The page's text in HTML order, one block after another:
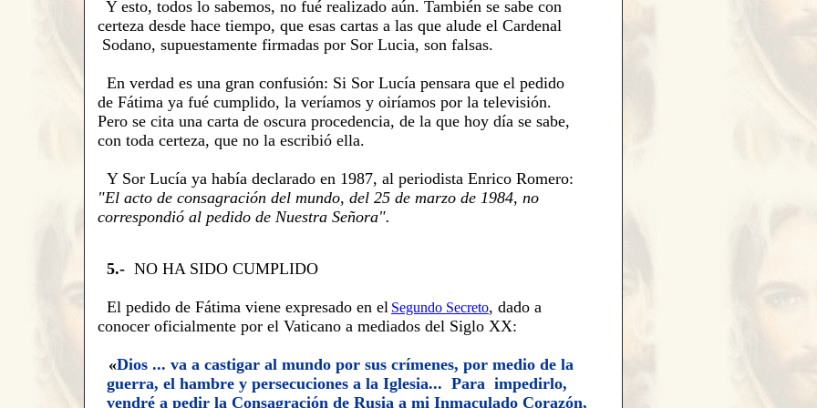
Y esto, todos lo sabemos, no fué realizado aún. También se sabe con
certeza desde hace tiempo, que esas cartas a las que alude el Cardenal
Sodano, supuestamente firmadas por Sor Lucia, son falsas.
En verdad es una gran confusión: Si Sor Lucía pensara que el pedido
de Fátima ya fué cumplido, la veríamos y oiríamos por la televisión.
Pero se cita una carta de oscura procedencia, de la que hoy día se sabe,
con toda certeza, que no la escribió ella.
Y Sor Lucía ya había declarado en 1987, al periodista Enrico Romero:
"El acto de consagración del mundo, del 25 de marzo de 1984, no
correspondió al pedido de Nuestra Señora".
5.- NO HA SIDO CUMPLIDO
El pedido de Fátima viene expresado en el Segundo Secreto, dado a
conocer oficialmente por el Vaticano a mediados del Siglo XX:
«Dios ... va a castigar al mundo por sus crímenes, por medio de la
guerra, el hambre y persecuciones a la Iglesia... Para impedirlo,
vendré a pedir la Consagración de Rusia a mi Inmaculado Corazón,